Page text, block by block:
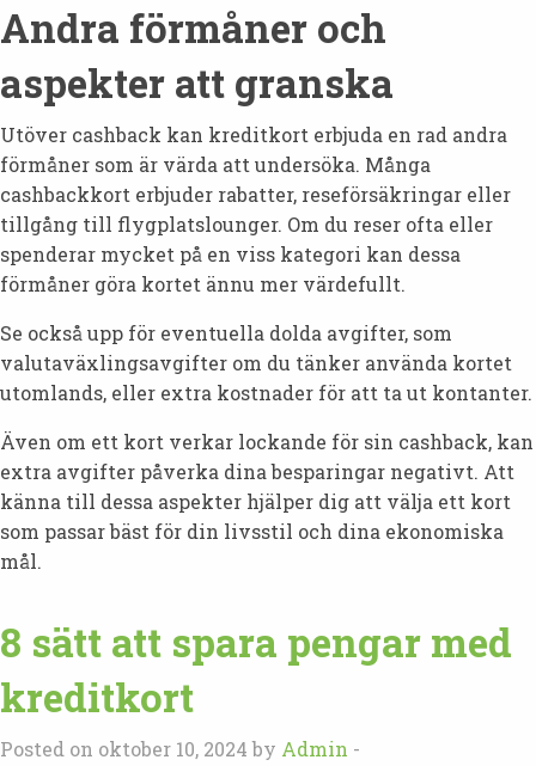
Andra förmåner och
aspekter att granska
Utöver cashback kan kreditkort erbjuda en rad andra
förmåner som är värda att undersöka. Många
cashbackkort erbjuder rabatter, reseförsäkringar eller
tillgång till flygplatslounger. Om du reser ofta eller
spenderar mycket på en viss kategori kan dessa
förmåner göra kortet ännu mer värdefullt.
Se också upp för eventuella dolda avgifter, som
valutaväxlingsavgifter om du tänker använda kortet
utomlands, eller extra kostnader för att ta ut kontanter.
Även om ett kort verkar lockande för sin cashback, kan
extra avgifter påverka dina besparingar negativt. Att
känna till dessa aspekter hjälper dig att välja ett kort
som passar bäst för din livsstil och dina ekonomiska
mål.
8 sätt att spara pengar med
kreditkort
Posted on oktober 10, 2024 by Admin -